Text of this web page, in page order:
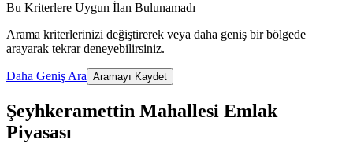
Bu Kriterlere Uygun İlan Bulunamadı
Arama kriterlerinizi değiştirerek veya daha geniş bir bölgede
arayarak tekrar deneyebilirsiniz.
Daha Geniş Ara Aramayı Kaydet
Şeyhkeramettin Mahallesi Emlak
Piyasası